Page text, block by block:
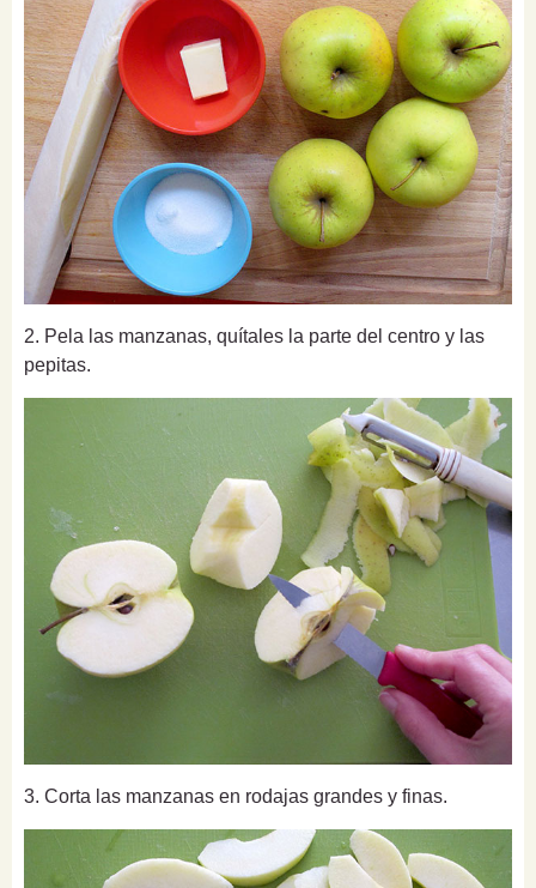
2. Pela las manzanas, quítales la parte del centro y las
pepitas.
3. Corta las manzanas en rodajas grandes y finas.